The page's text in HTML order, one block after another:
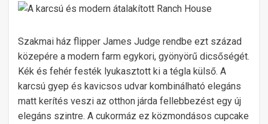
Szakmai ház flipper James Judge rendbe ezt század
közepére a modern farm egykori, gyönyörű dicsőségét.
Kék és fehér festék lyukasztott ki a tégla külső. A
karcsú gyep és kavicsos udvar kombinálható elegáns
matt kerítés veszi az otthon járda fellebbezést egy új
elegáns szintre. A cukormáz ez közmondásos cupcake